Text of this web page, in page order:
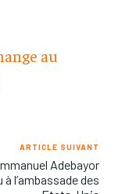
au
ARTICLE SUIVANT
Adebayor
à l’ambassade des